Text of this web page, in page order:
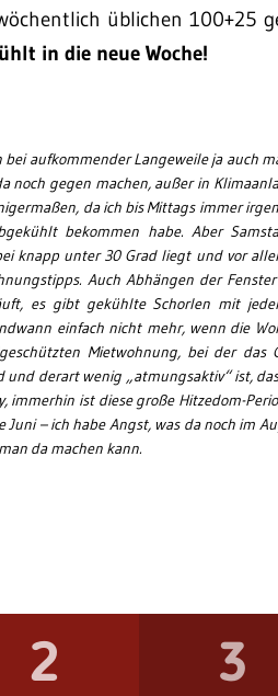
üblichen 100+25
in die neue Woche!
aufkommender Langeweile ja auch
noch gegen machen, außer in
da ich bis Mittags immer
bekommen habe. Aber
knapp unter 30 Grad liegt und vor
Auch Abhängen der
es gibt gekühlte Schorlen mit
einfach nicht mehr, wenn die
Mietwohnung, bei der
und derart wenig „atmungsaktiv“ ist,
immerhin ist diese große Hitzedom-
Juni – ich habe Angst, was da noch im
da machen kann.
2 3